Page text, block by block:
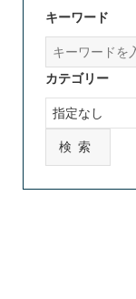
キーワード
カテゴリー
検索